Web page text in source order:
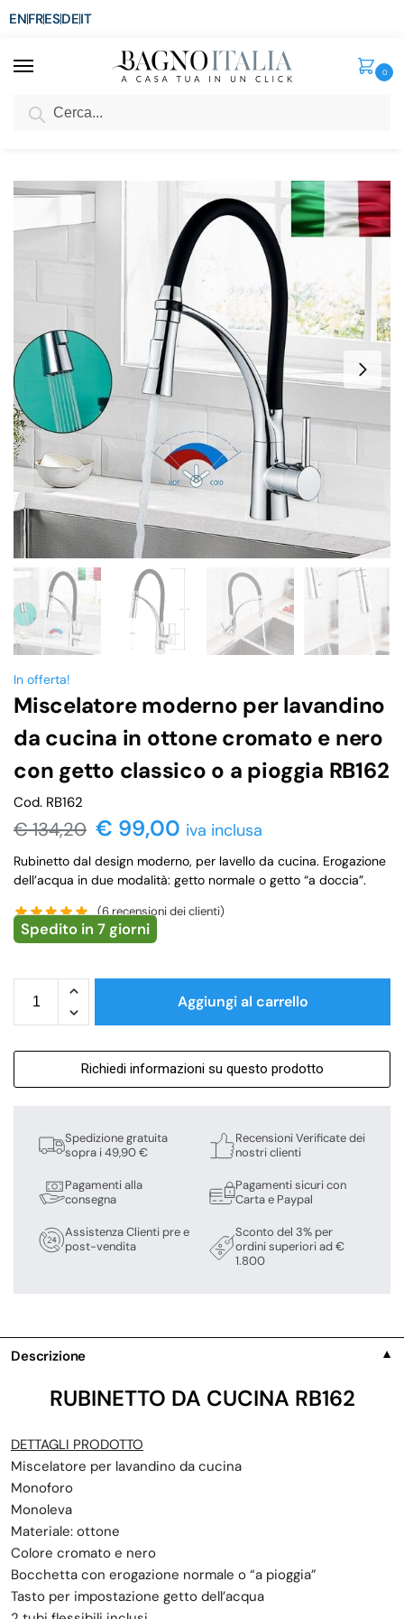
ENFRESDEIT
0
SCONTO del 3%
In offerta!
Miscelatore moderno per lavandino
da cucina in ottone cromato e nero
con getto classico o a pioggia RB162
Cod. RB162
€134,20 € 99,00 iva inclusa
Rubinetto dal design moderno, per lavello da cucina. Erogazione
dell’acqua in due modalità: getto normale o getto “a doccia”.
(6recensioni dei clienti)
Spedito in 7 giorni
Aggiungi al carrello
Richiedi informazioni su questo prodotto
Spedizione gratuita
sopra i 49,90 €
Pagamenti alla
consegna
Assistenza Clienti pre e
post-vendita
Recensioni Verificate dei
nostri clienti
Pagamenti sicuri con
Carta e Paypal
Sconto del 3% per
ordini superiori ad €
1.800
Descrizione ▼
RUBINETTO DA CUCINA RB162
DETTAGLI PRODOTTO
Miscelatore per lavandino da cucina
Monoforo
Monoleva
Materiale: ottone
Colore cromato e nero
Bocchetta con erogazione normale o “a pioggia”
Tasto per impostazione getto dell’acqua